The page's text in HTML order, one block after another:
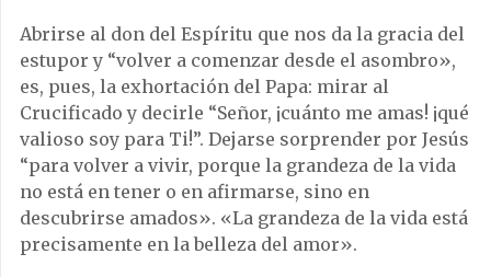
Abrirse al don del Espíritu que nos da la gracia del
estupor y “volver a comenzar desde el asombro»,
es, pues, la exhortación del Papa: mirar al
Crucificado y decirle “Señor, ¡cuánto me amas! ¡qué
valioso soy para Ti!”. Dejarse sorprender por Jesús
“para volver a vivir, porque la grandeza de la vida
no está en tener o en afirmarse, sino en
descubrirse amados». «La grandeza de la vida está
precisamente en la belleza del amor».